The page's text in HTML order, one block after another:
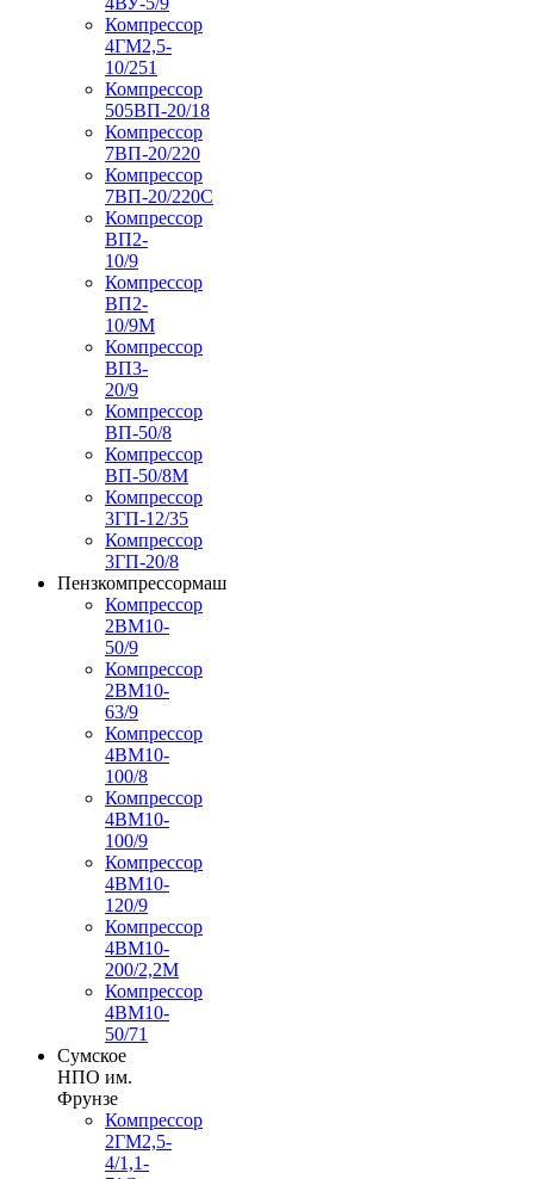
Компрессор
4ГМ2,5-
10/251
Компрессор
505ВП-20/18
Компрессор
7ВП-20/220
Компрессор
7ВП-20/220С
Компрессор
ВП2-
10/9
Компрессор
ВП2-
10/9М
Компрессор
ВП3-
20/9
Компрессор
ВП-50/8
Компрессор
ВП-50/8М
Компрессор
3ГП-12/35
Компрессор
3ГП-20/8
Пензкомпрессормаш
Компрессор
2ВМ10-
50/9
Компрессор
2ВМ10-
63/9
Компрессор
4ВМ10-
100/8
Компрессор
4ВМ10-
100/9
Компрессор
4ВМ10-
120/9
Компрессор
4ВМ10-
200/2,2М
Компрессор
4ВМ10-
50/71
Сумское
НПО им.
Фрунзе
Компрессор
2ГМ2,5-
4/1,1-